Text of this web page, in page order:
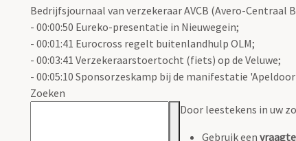
Bedrijfsjournaal van verzekeraar AVCB (Avero-Centraal
- 00:00:50 Eureko-presentatie in Nieuwegein;
- 00:01:41 Eurocross regelt buitenlandhulp OLM;
- 00:03:41 Verzekeraarstoertocht (fiets) op de Veluwe;
- 00:05:10 Sponsorzeskamp bij de manifestatie
Zoeken
Door leestekens in uw
Gebruik een